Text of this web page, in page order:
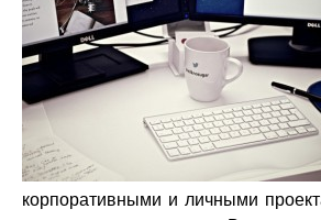
корпоративными и личными